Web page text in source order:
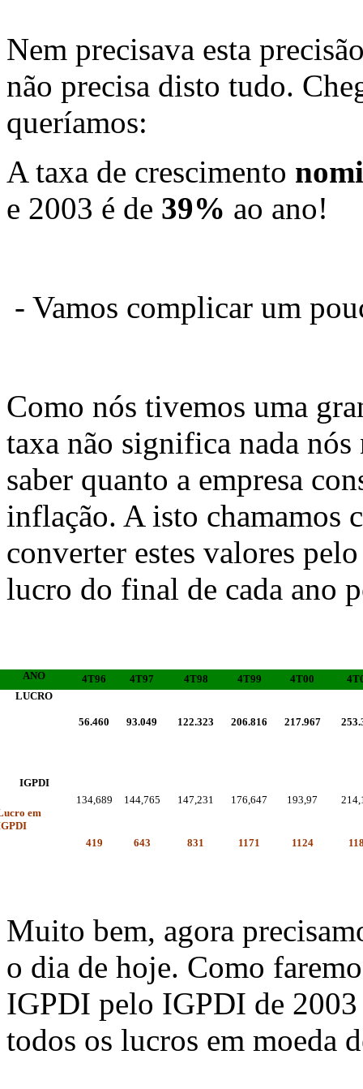
Nem precisava esta
não precisa disto tudo.
queríamos:
A taxa de crescimento
e 2003 é de 39% ao ano!
- Vamos complicar um
Como nós tivemos uma
taxa não significa nada
saber quanto a empresa
inflação. A isto chamamos
converter estes valores
lucro do final de cada ano
ANO 4T96 4T97 4T98 4T99 4T00
LUCRO
56.460 93.049 122.323 206.816 217.967
IGPDI
134,689
144,765 147,231 176,647 193,97
em
419
643 831 1171 1124
Muito bem, agora
o dia de hoje. Como
IGPDI pelo IGPDI de
todos os lucros em moeda